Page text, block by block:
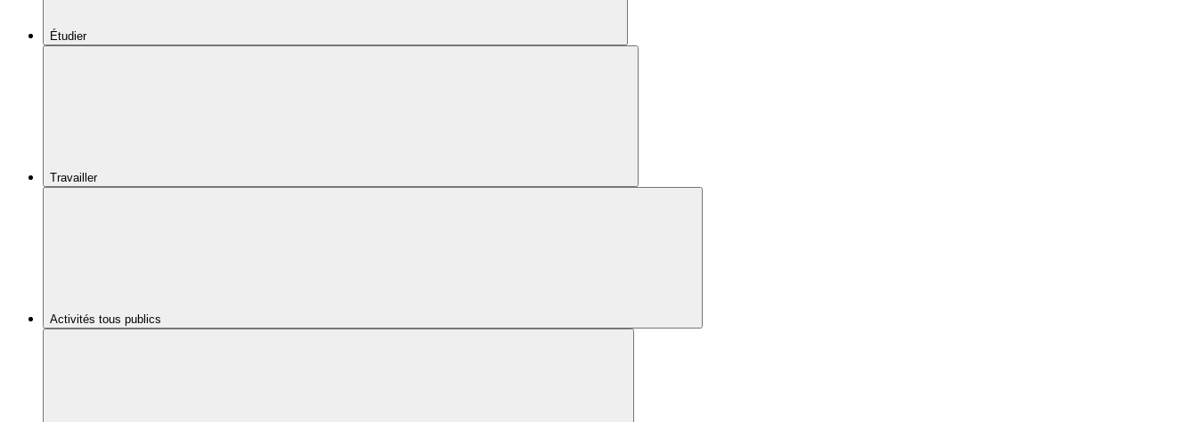
Étudier
Travailler
Activités tous publics